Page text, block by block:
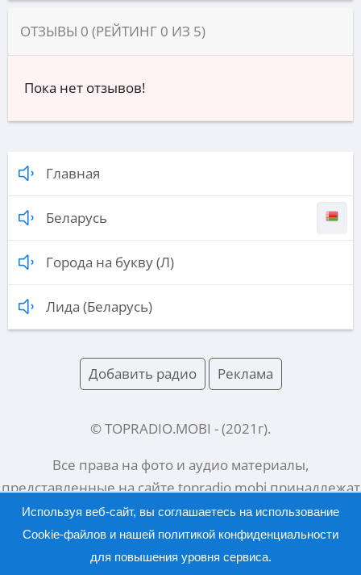
ОТЗЫВЫ 0 (РЕЙТИНГ 0 ИЗ 5)
Пока нет отзывов!
Главная
Беларусь
Города на букву (Л)
Лида (Беларусь)
Добавить радио Реклама
© TOPRADIO.MOBI - (2021 г).
Все права на фото и аудио материалы,
представленные на сайтеtopradio.mobiпринадлежат
их законным владельцам.
Используя веб-сайт, вы соглашаетесь на использование
Cookie-файлов и нашей политикой конфиденциальности
для повышения уровня сервиса.